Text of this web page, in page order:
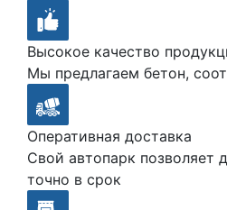
Высокое качество
Мы предлагаем бетон,
Оперативная доставка
Свой автопарк позволяет
точно в срок